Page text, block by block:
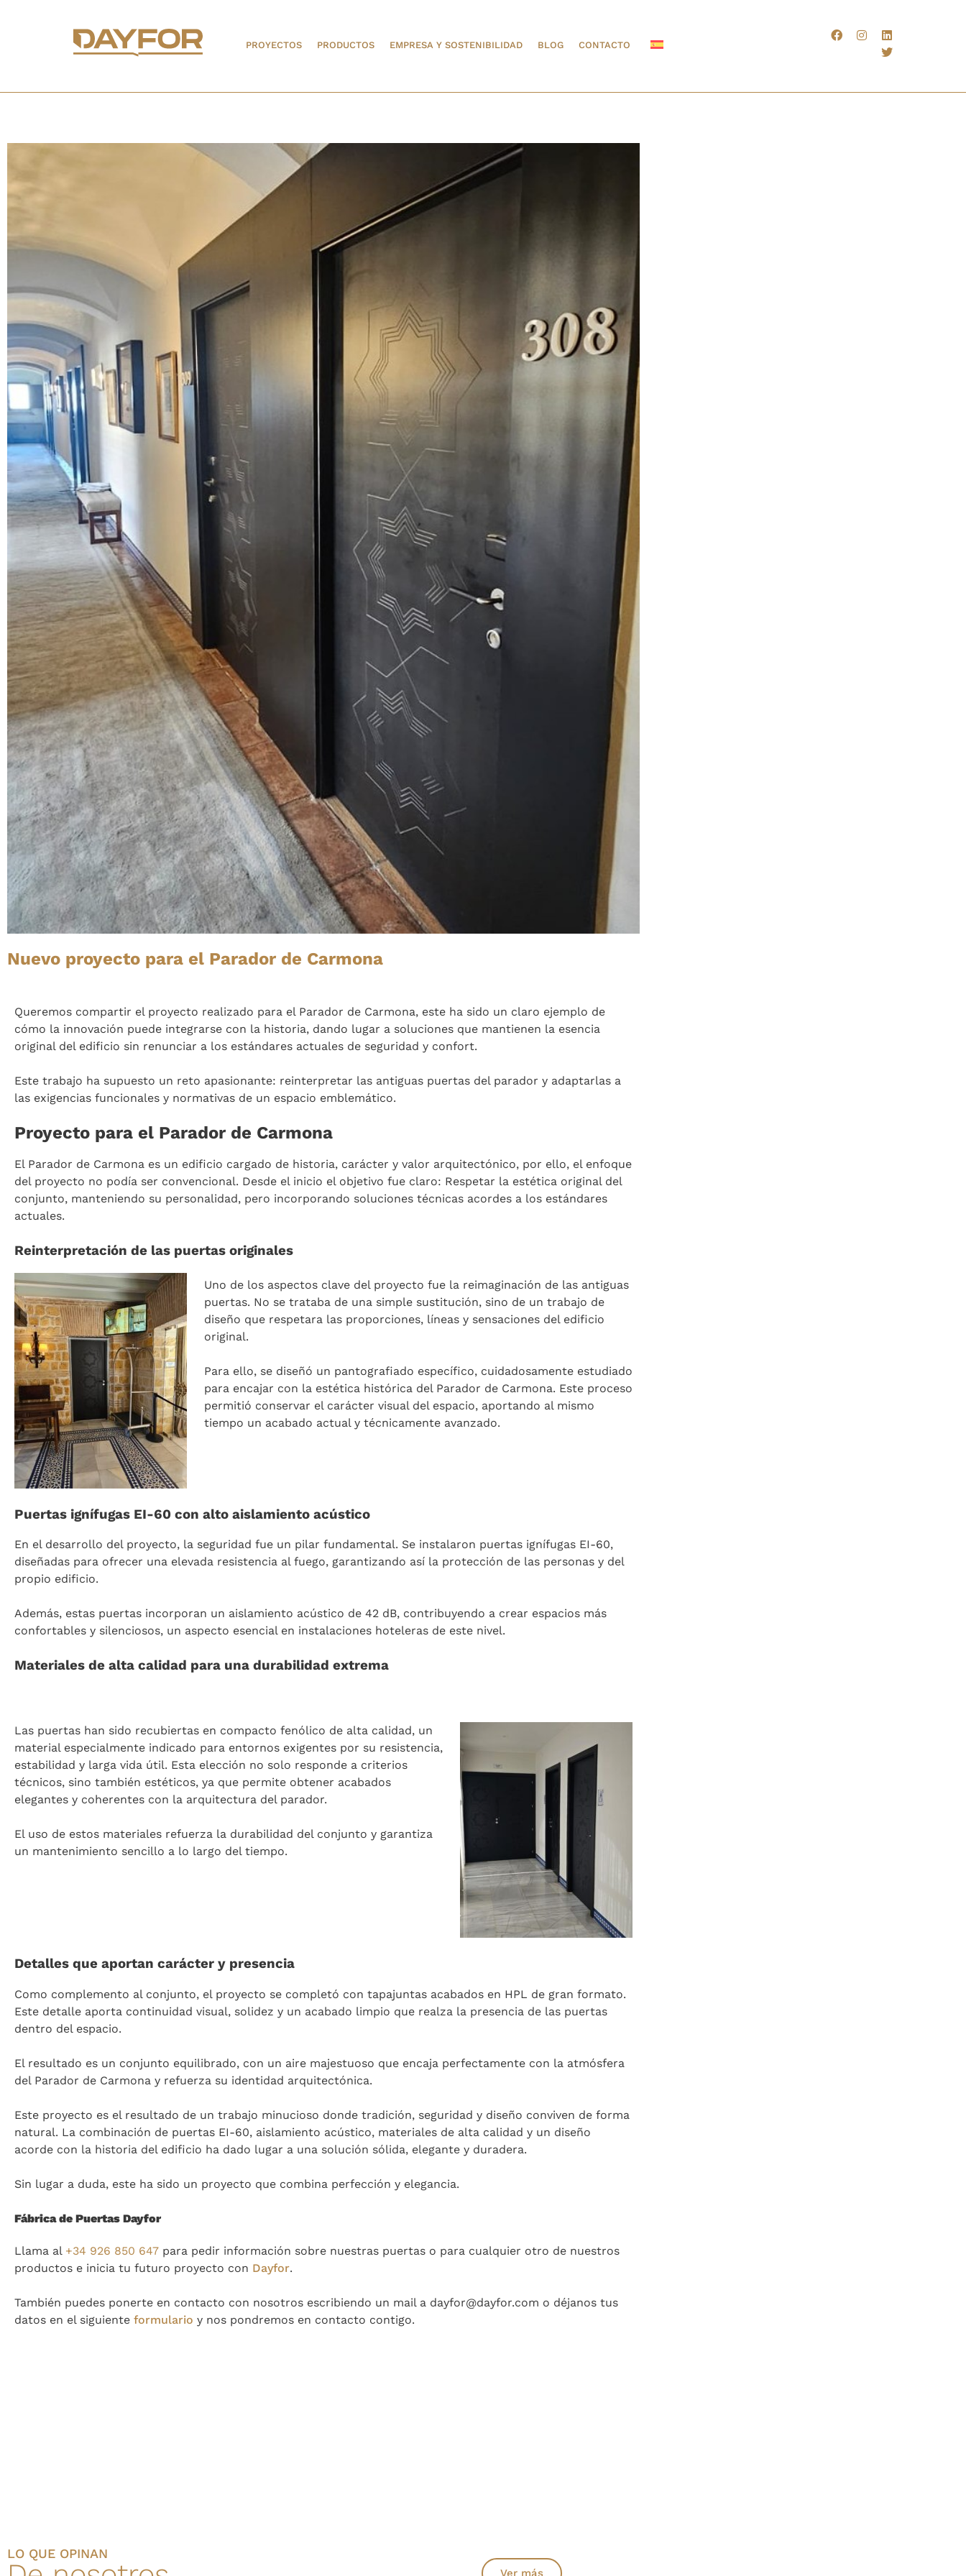
PROYECTOS PRODUCTOS EMPRESA Y SOSTENIBILIDAD BLOG CONTACTO
Nuevo proyecto para el Parador de Carmona
Queremos compartir el proyecto realizado para el Parador de Carmona, este ha sido un claro ejemplo de
cómo la innovación puede integrarse con la historia, dando lugar a soluciones que mantienen la esencia
original del edificio sin renunciar a los estándares actuales de seguridad y confort.
Este trabajo ha supuesto un reto apasionante: reinterpretar las antiguas puertas del parador y adaptarlas a
las exigencias funcionales y normativas de un espacio emblemático.
Proyecto para el Parador de Carmona
El Parador de Carmona es un edificio cargado de historia, carácter y valor arquitectónico, por ello, el enfoque
del proyecto no podía ser convencional. Desde el inicio el objetivo fue claro: Respetar la estética original del
conjunto, manteniendo su personalidad, pero incorporando soluciones técnicas acordes a los estándares
actuales.
Reinterpretación de las puertas originales
Uno de los aspectos clave del proyecto fue la reimaginación de las antiguas
puertas. No se trataba de una simple sustitución, sino de un trabajo de
diseño que respetara las proporciones, líneas y sensaciones del edificio
original.
Para ello, se diseñó un pantografiado específico, cuidadosamente estudiado
para encajar con la estética histórica del Parador de Carmona. Este proceso
permitió conservar el carácter visual del espacio, aportando al mismo
tiempo un acabado actual y técnicamente avanzado.
Puertas ignífugas EI-60 con alto aislamiento acústico
En el desarrollo del proyecto, la seguridad fue un pilar fundamental. Se instalaron puertas ignífugas EI-60,
diseñadas para ofrecer una elevada resistencia al fuego, garantizando así la protección de las personas y del
propio edificio.
Además, estas puertas incorporan un aislamiento acústico de 42 dB, contribuyendo a crear espacios más
confortables y silenciosos, un aspecto esencial en instalaciones hoteleras de este nivel.
Materiales de alta calidad para una durabilidad extrema
Las puertas han sido recubiertas en compacto fenólico de alta calidad, un
material especialmente indicado para entornos exigentes por su resistencia,
estabilidad y larga vida útil. Esta elección no solo responde a criterios
técnicos, sino también estéticos, ya que permite obtener acabados
elegantes y coherentes con la arquitectura del parador.
El uso de estos materiales refuerza la durabilidad del conjunto y garantiza
un mantenimiento sencillo a lo largo del tiempo.
Detalles que aportan carácter y presencia
Como complemento al conjunto, el proyecto se completó con tapajuntas acabados en HPL de gran formato.
Este detalle aporta continuidad visual, solidez y un acabado limpio que realza la presencia de las puertas
dentro del espacio.
El resultado es un conjunto equilibrado, con un aire majestuoso que encaja perfectamente con la atmósfera
del Parador de Carmona y refuerza su identidad arquitectónica.
Este proyecto es el resultado de un trabajo minucioso donde tradición, seguridad y diseño conviven de forma
natural. La combinación de puertas EI-60, aislamiento acústico, materiales de alta calidad y un diseño
acorde con la historia del edificio ha dado lugar a una solución sólida, elegante y duradera.
Sin lugar a duda, este ha sido un proyecto que combina perfección y elegancia.
Fábrica de Puertas Dayfor
Llama al +34 926 850 647 para pedir información sobre nuestras puertas o para cualquier otro de nuestros
productos e inicia tu futuro proyecto con Dayfor.
También puedes ponerte en contacto con nosotros escribiendo un mail a dayfor@dayfor.com o déjanos tus
datos en el siguiente formulario y nos pondremos en contacto contigo.
LO QUE OPINAN
Ver más